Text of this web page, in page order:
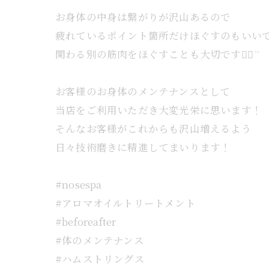
お身体の中身は繋がりが沢山あるので
疲れているポイント箇所だけほぐすのもいい
関わる別の筋肉をほぐすことも大切です☝🏻 ͗ ͗
お客様のお身体のメンテナンスとして
当店をご利用いただき大変光栄に思います！
そんなお客様がこれからも沢山増えるよう
日々技術磨きに精進してまいります！
#nosespa
#アロマオイルトリートメント
#beforeafter
#体のメンテナンス
#ハムストリングス